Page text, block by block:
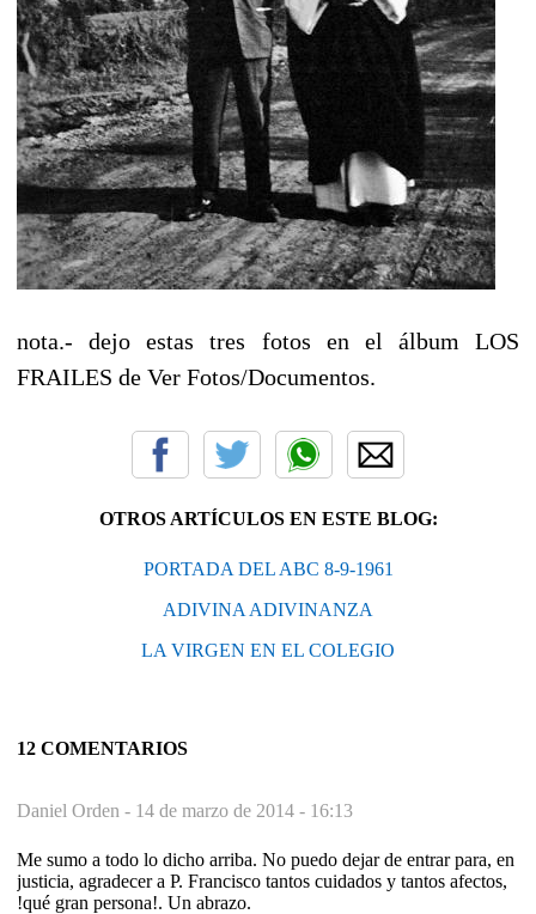
nota.- dejo estas tres fotos en el álbum LOS
FRAILES de Ver Fotos/Documentos.
OTROS ARTÍCULOS EN ESTE BLOG:
PORTADA DEL ABC 8-9-1961
ADIVINA ADIVINANZA
LA VIRGEN EN EL COLEGIO
12 COMENTARIOS
Daniel Orden - 14 de marzo de 2014 - 16:13
Me sumo a todo lo dicho arriba. No puedo dejar de entrar para, en
justicia, agradecer a P. Francisco tantos cuidados y tantos afectos,
!qué gran persona!. Un abrazo.